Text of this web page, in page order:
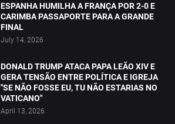
ESPANHA HUMILHA A FRANÇA POR 2-0 E
CARIMBA PASSAPORTE PARA A GRANDE
FINAL
July 14, 2026
DONALD TRUMP ATACA PAPA LEÃO XIV E
GERA TENSÃO ENTRE POLÍTICA E IGREJA
"SE NÃO FOSSE EU, TU NÃO ESTARIAS NO
VATICANO"
April 13, 2026